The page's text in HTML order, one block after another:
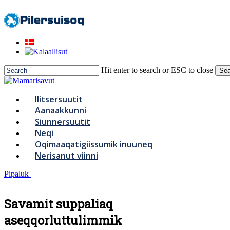
main
content
Hit enter to search or ESC to close
Close
Menu
Ilitsersuutit
Aanaakkunni
Siunnersuutit
Neqi
Oqimaaqatigiissumik inuuneq
Nerisanut viinni
Pipaluk
Savamit suppaliaq
aseqqorluttulimmik